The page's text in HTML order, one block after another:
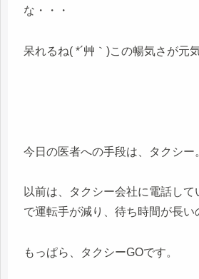
な・・・
呆れるね( *´艸｀)この暢気さが元
今日の医者への手段は、タクシー
以前は、タクシー会社に電話して
で運転手が減り、待ち時間が長い
もっぱら、タクシーGOです。